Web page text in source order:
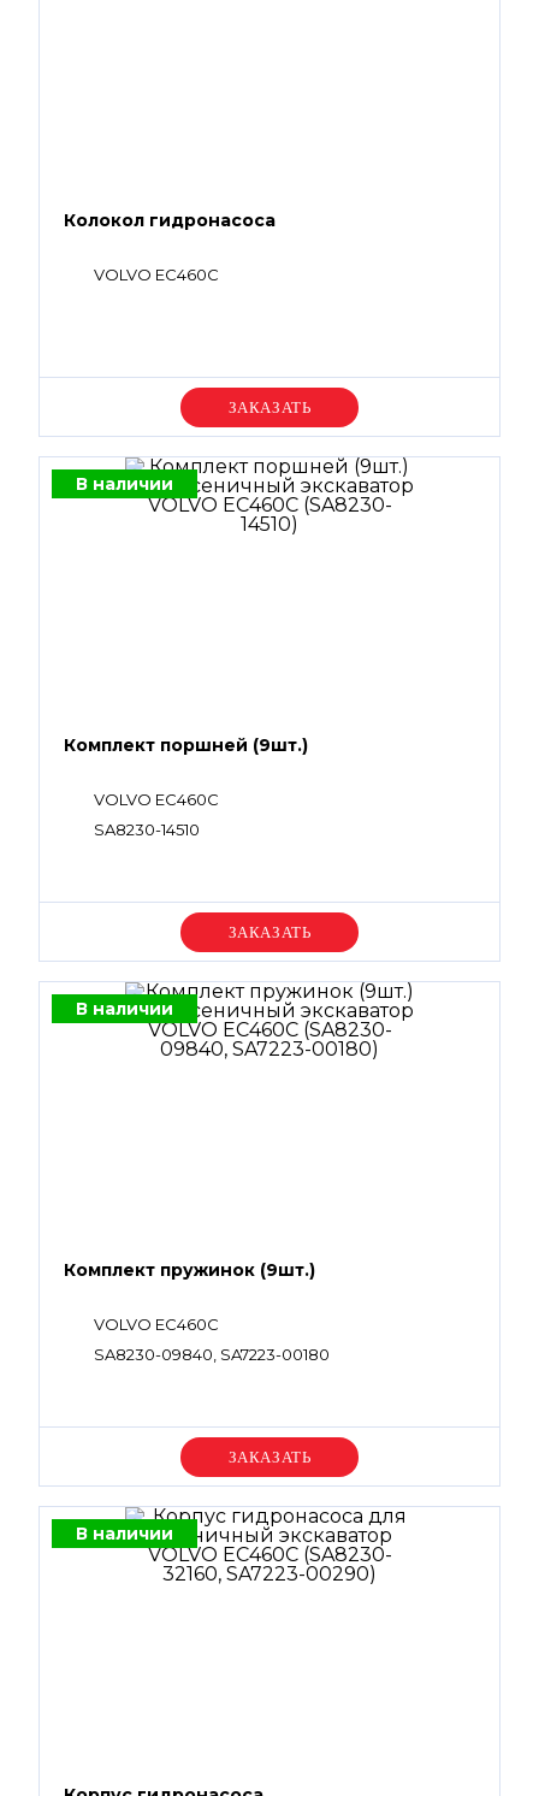
Колокол гидронасоса
VOLVO EC460C
Уточняйте цену
В наличии
Комплект поршней (9шт.)
VOLVO EC460C
SA8230-14510
Уточняйте цену
В наличии
Комплект пружинок (9шт.)
VOLVO EC460C
SA8230-09840, SA7223-00180
Уточняйте цену
В наличии